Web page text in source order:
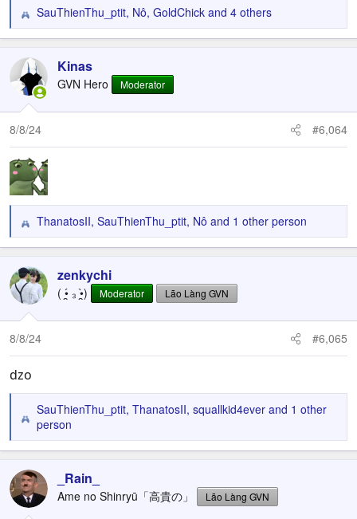
R
e
c
t
o
n
:
SauThienThu_ptit, Nô, GoldChick and 4 others
Kinas
GVN Hero Moderator
8/8/24 #6,064
R
e
c
t
i
o
n
ThanatosII, SauThienThu_ptit, Nô and 1 other person
zenkychi
( •̯́ ₃ •̯̀) Moderator Lão Làng GVN
8/8/24 #6,065
dzo
R
e
a
c
t
i
SauThienThu_ptit, ThanatosII, squallkid4ever and 1 other
person
_Rain_
Ame no Shinryū「高貴の」 Lão Làng GVN